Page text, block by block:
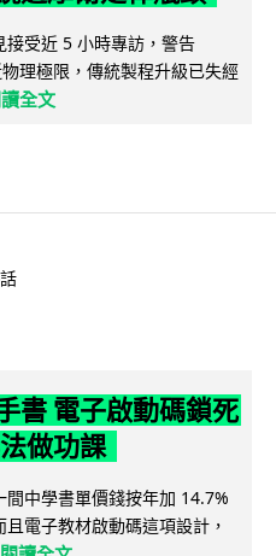
受近 5 小時專訪，警告
理極限，傳統製程升級已失經
全文
書 電子啟動碼鎖死
做功課
中學書單價錢按年加 14.7%
電子教材啟動碼這項設計，